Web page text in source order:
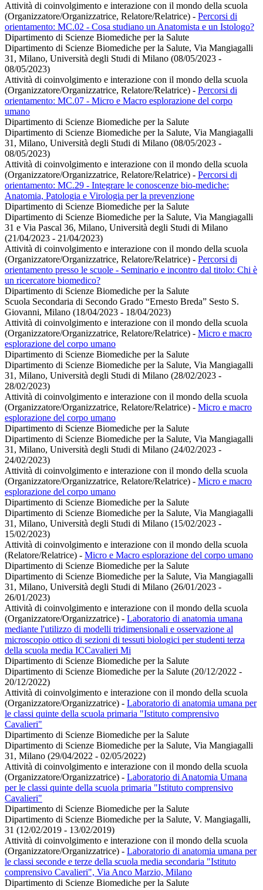
Attività di coinvolgimento e interazione con il mondo della scuola
(Organizzatore/Organizzatrice, Relatore/Relatrice) - Percorsi di
orientamento: MC.02 - Cosa studiano un Anatomista e un Istologo?
Dipartimento di Scienze Biomediche per la Salute
Dipartimento di Scienze Biomediche per la Salute, Via Mangiagalli
31, Milano, Università degli Studi di Milano (08/05/2023 -
08/05/2023)
Attività di coinvolgimento e interazione con il mondo della scuola
(Organizzatore/Organizzatrice, Relatore/Relatrice) - Percorsi di
orientamento: MC.07 - Micro e Macro esplorazione del corpo
umano
Dipartimento di Scienze Biomediche per la Salute
Dipartimento di Scienze Biomediche per la Salute, Via Mangiagalli
31, Milano, Università degli Studi di Milano (08/05/2023 -
08/05/2023)
Attività di coinvolgimento e interazione con il mondo della scuola
(Organizzatore/Organizzatrice, Relatore/Relatrice) - Percorsi di
orientamento: MC.29 - Integrare le conoscenze bio-mediche:
Anatomia, Patologia e Virologia per la prevenzione
Dipartimento di Scienze Biomediche per la Salute
Dipartimento di Scienze Biomediche per la Salute, Via Mangiagalli
31 e Via Pascal 36, Milano, Università degli Studi di Milano
(21/04/2023 - 21/04/2023)
Attività di coinvolgimento e interazione con il mondo della scuola
(Organizzatore/Organizzatrice, Relatore/Relatrice) - Percorsi di
orientamento presso le scuole - Seminario e incontro dal titolo: Chi è
un ricercatore biomedico?
Dipartimento di Scienze Biomediche per la Salute
Scuola Secondaria di Secondo Grado “Ernesto Breda” Sesto S.
Giovanni, Milano (18/04/2023 - 18/04/2023)
Attività di coinvolgimento e interazione con il mondo della scuola
(Organizzatore/Organizzatrice, Relatore/Relatrice) - Micro e macro
esplorazione del corpo umano
Dipartimento di Scienze Biomediche per la Salute
Dipartimento di Scienze Biomediche per la Salute, Via Mangiagalli
31, Milano, Università degli Studi di Milano (28/02/2023 -
28/02/2023)
Attività di coinvolgimento e interazione con il mondo della scuola
(Organizzatore/Organizzatrice, Relatore/Relatrice) - Micro e macro
esplorazione del corpo umano
Dipartimento di Scienze Biomediche per la Salute
Dipartimento di Scienze Biomediche per la Salute, Via Mangiagalli
31, Milano, Università degli Studi di Milano (24/02/2023 -
24/02/2023)
Attività di coinvolgimento e interazione con il mondo della scuola
(Organizzatore/Organizzatrice, Relatore/Relatrice) - Micro e macro
esplorazione del corpo umano
Dipartimento di Scienze Biomediche per la Salute
Dipartimento di Scienze Biomediche per la Salute, Via Mangiagalli
31, Milano, Università degli Studi di Milano (15/02/2023 -
15/02/2023)
Attività di coinvolgimento e interazione con il mondo della scuola
(Relatore/Relatrice) - Micro e Macro esplorazione del corpo umano
Dipartimento di Scienze Biomediche per la Salute
Dipartimento di Scienze Biomediche per la Salute, Via Mangiagalli
31, Milano, Università degli Studi di Milano (26/01/2023 -
26/01/2023)
Attività di coinvolgimento e interazione con il mondo della scuola
(Organizzatore/Organizzatrice) - Laboratorio di anatomia umana
mediante l'utilizzo di modelli tridimensionali e osservazione al
microscopio ottico di sezioni di tessuti biologici per studenti terza
della scuola media ICCavalieri Mi
Dipartimento di Scienze Biomediche per la Salute
Dipartimento di Scienze Biomediche per la Salute (20/12/2022 -
20/12/2022)
Attività di coinvolgimento e interazione con il mondo della scuola
(Organizzatore/Organizzatrice) - Laboratorio di anatomia umana per
le classi quinte della scuola primaria "Istituto comprensivo
Cavalieri"
Dipartimento di Scienze Biomediche per la Salute
Dipartimento di Scienze Biomediche per la Salute, Via Mangiagalli
31, Milano (29/04/2022 - 02/05/2022)
Attività di coinvolgimento e interazione con il mondo della scuola
(Organizzatore/Organizzatrice) - Laboratorio di Anatomia Umana
per le classi quinte della scuola primaria "Istituto comprensivo
Cavalieri"
Dipartimento di Scienze Biomediche per la Salute
Dipartimento di Scienze Biomediche per la Salute, V. Mangiagalli,
31 (12/02/2019 - 13/02/2019)
Attività di coinvolgimento e interazione con il mondo della scuola
(Organizzatore/Organizzatrice) - Laboratorio di anatomia umana per
le classi seconde e terze della scuola media secondaria "Istituto
comprensivo Cavalieri", Via Anco Marzio, Milano
Dipartimento di Scienze Biomediche per la Salute